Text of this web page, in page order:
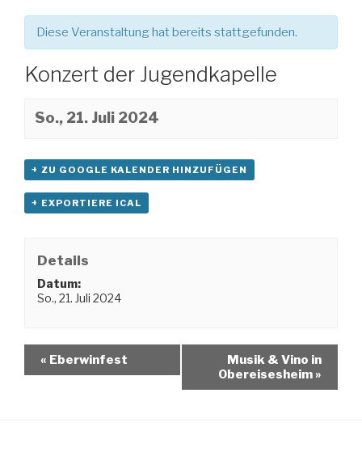
Diese Veranstaltung hat bereits stattgefunden.
Konzert der Jugendkapelle
So., 21. Juli 2024
+ ZU GOOGLE KALENDER HINZUFÜGEN
+ EXPORTIERE ICAL
Details
Datum:
So., 21. Juli 2024
« Eberwinfest
Musik & Vino in
Obereisesheim »